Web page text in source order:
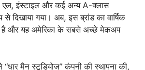
एल, इंस्टाइल और कई अन्य A-क्लास
दिखाया गया। अब, इस ब्रांड का वार्षिक
और यह अमेरिका के सबसे अच्छे मेकअप
मैन स्टूडियोज” कंपनी की स्थापना की,